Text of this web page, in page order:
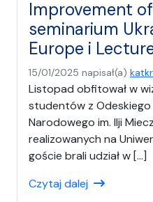
Improvement
seminarium
Europe i
15/01/2025 napisał(a)
Listopad obfitował w
studentów z
Narodowego im. Ilji
realizowanych na
goście brali udział w […]
Czytaj dalej